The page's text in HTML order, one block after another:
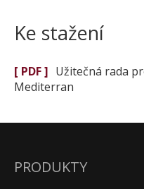
Ke stažení
[ PDF ] Užitečná rada
Mediterran
PRODUKTY